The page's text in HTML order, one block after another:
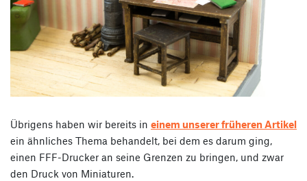
Übrigens haben wir bereits in einem unserer früheren Artikel
ein ähnliches Thema behandelt, bei dem es darum ging,
einen FFF-Drucker an seine Grenzen zu bringen, und zwar
den Druck von Miniaturen.